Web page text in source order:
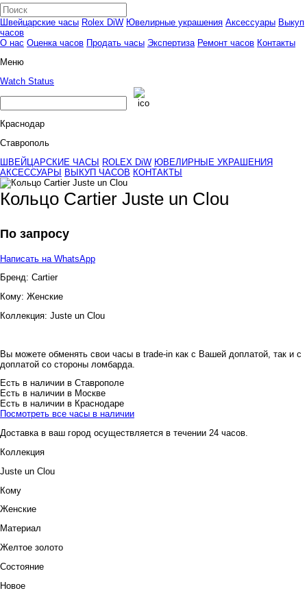
Швейцарские часы Rolex DiW Ювелирные украшения Аксессуары Выкуп
часов
О нас Оценка часов Продать часы Экспертиза Ремонт часов Контакты
Меню
Watch Status
Краснодар
Ставрополь
ШВЕЙЦАРСКИЕ ЧАСЫ
ROLEX DiW ЮВЕЛИРНЫЕ УКРАШЕНИЯ
АКСЕССУАРЫ
ВЫКУП ЧАСОВ КОНТАКТЫ
Кольцо Cartier Juste un Clou
По запросу
Написать на WhatsApp
Бренд: Cartier
Кому: Женские
Коллекция: Juste un Clou
Вы можете обменять свои часы в trade-in как с Вашей доплатой, так и с
доплатой со стороны ломбарда.
Есть в наличии в Ставрополе
Есть в наличии в Москве
Есть в наличии в Краснодаре
Посмотреть все часы в наличии
Доставка в ваш город осуществляется в течении 24 часов.
Коллекция
Juste un Clou
Кому
Женские
Материал
Желтое золото
Состояние
Новое